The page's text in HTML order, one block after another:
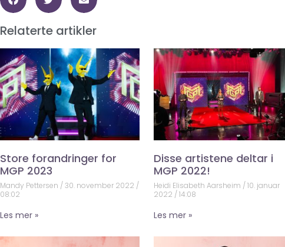
Relaterte artikler
Store forandringer for
MGP 2023
Mandy Pettersen
30. november 2022
08:02
Les mer »
Disse artistene deltar i
MGP 2022!
Heidi Elisabeth Aarsheim 10. januar
2022 14:08
Les mer »